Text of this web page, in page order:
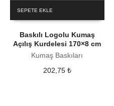
SEPETE EKLE
Baskılı Logolu Kumaş
Açılış Kurdelesi 170×8 cm
Kumaş Baskıları
202,75 ₺